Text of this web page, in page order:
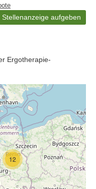
Stellenanzeige aufgeben
Ergotherapie-
12